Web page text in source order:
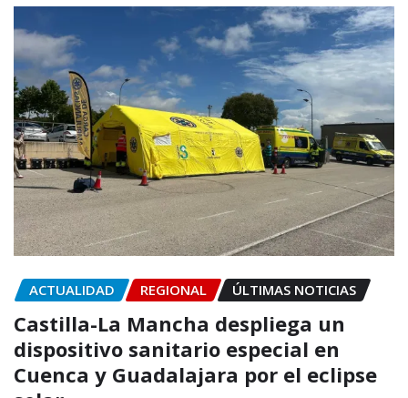
ACTUALIDAD REGIONAL ÚLTIMAS NOTICIAS
Castilla-La Mancha despliega un
dispositivo sanitario especial en
Cuenca y Guadalajara por el eclipse